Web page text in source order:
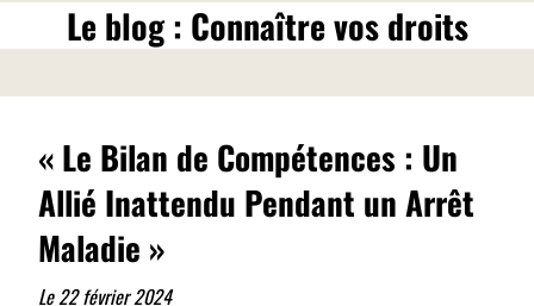
Le blog : Connaître vos droits
« Le Bilan de Compétences : Un
Allié Inattendu Pendant un Arrêt
Maladie »
Le 22 février 2024